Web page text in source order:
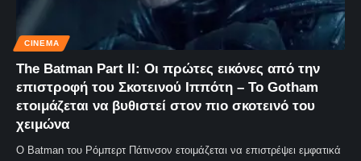
CINEMA
The Batman Part II: Οι πρώτες εικόνες από την
επιστροφή του Σκοτεινού Ιππότη – Το Gotham
ετοιμάζεται να βυθιστεί στον πιο σκοτεινό του
χειμώνα
Ο Batman του Ρόμπερτ Πάτινσον ετοιμάζεται να επιστρέψει εμφατικά